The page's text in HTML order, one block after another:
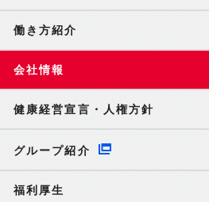
働き方紹介
会社情報
健康経営宣言・人権方針
グループ紹介
福利厚生